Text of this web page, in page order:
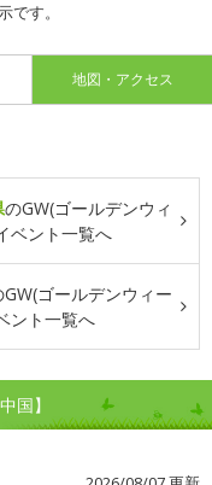
す。
地図・アクセス
のGW(ゴールデンウィ
ベント一覧へ
GW(ゴールデンウィー
ント一覧へ
国】